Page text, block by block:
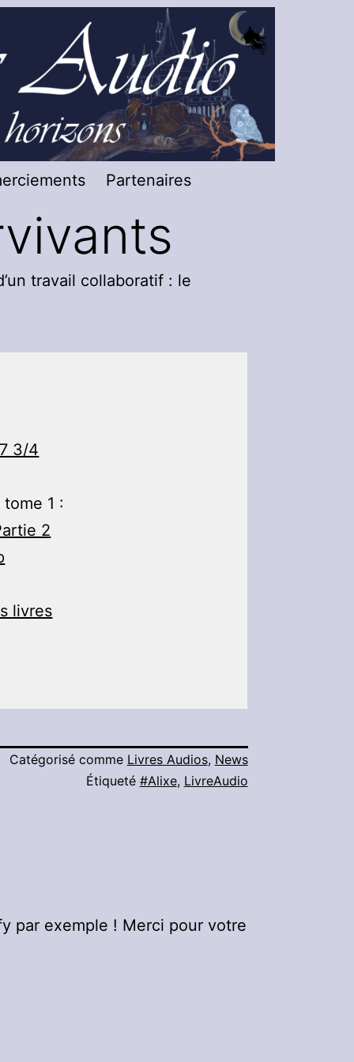
Partenaires
travail collaboratif : le
3/4
1 :
2
livres
Catégorisé comme Livres Audios, News
Étiqueté #Alixe, LivreAudio
par exemple ! Merci pour votre